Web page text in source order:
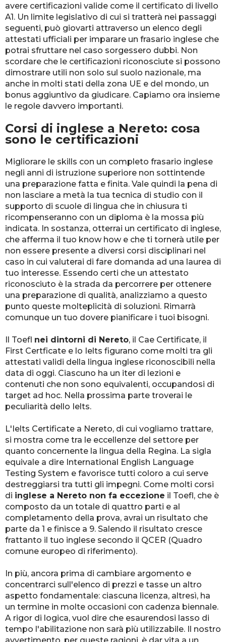
avere certificazioni valide come il certificato di livello
A1. Un limite legislativo di cui si tratterà nei passaggi
seguenti, può giovarti attraverso un elenco degli
attestati ufficiali per imparare un frasario inglese che
potrai sfruttare nel caso sorgessero dubbi. Non
scordare che le certificazioni riconosciute si possono
dimostrare utili non solo sul suolo nazionale, ma
anche in molti stati della zona UE e del mondo, un
bonus aggiuntivo da giudicare. Capiamo ora insieme
le regole davvero importanti.
Corsi di inglese a Nereto: cosa
sono le certificazioni
Migliorare le skills con un completo frasario inglese
negli anni di istruzione superiore non sottintende
una preparazione fatta e finita. Vale quindi la pena di
non lasciare a metà la tua tecnica di studio con il
supporto di scuole di lingua che in chiusura ti
ricompenseranno con un diploma è la mossa più
indicata. In sostanza, otterrai un certificato di inglese,
che afferma il tuo know how e che ti tornerà utile per
non essere presente a diversi corsi disciplinari nel
caso in cui valuterai di fare domanda ad una laurea di
tuo interesse. Essendo certi che un attestato
riconosciuto è la strada da percorrere per ottenere
una preparazione di qualità, analizziamo a questo
punto queste molteplicità di soluzioni. Rimarrà
comunque un tuo dovere pianificare i tuoi bisogni.
Il Toefl nei dintorni di Nereto, il Cae Certificate, il
First Certficate e lo Ielts figurano come molti tra gli
attestati validi della lingua inglese riconoscibili nella
data di oggi. Ciascuno ha un iter di lezioni e
contenuti che non sono equivalenti, occupandosi di
target ad hoc. Nella prossima parte troverai le
peculiarità dello Ielts.
L'Ielts Certificate a Nereto, di cui vogliamo trattare,
si mostra come tra le eccellenze del settore per
quanto concernente la lingua della Regina. La sigla
equivale a dire International English Language
Testing System e favorisce tutti coloro a cui serve
destreggiarsi tra tutti gli impegni. Come molti corsi
di inglese a Nereto non fa eccezione il Toefl, che è
composto da un totale di quattro parti e al
completamento della prova, avrai un risultato che
parte da 1 e finisce a 9. Salendo il risultato cresce
frattanto il tuo inglese secondo il QCER (Quadro
comune europeo di riferimento).
In più, ancora prima di cambiare argomento e
concentrarci sull'elenco di prezzi e tasse un altro
aspetto fondamentale: ciascuna licenza, altresì, ha
un termine in molte occasioni con cadenza biennale.
A rigor di logica, vuol dire che esaurendosi lasso di
tempo l'abilitazione non sarà più utilizzabile. Il nostro